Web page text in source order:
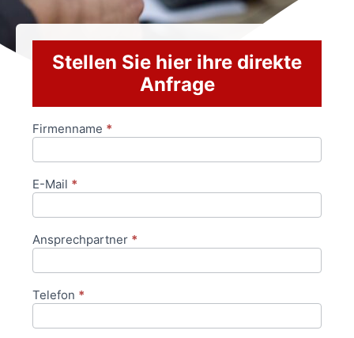
Stellen Sie hier ihre direkte
Anfrage
Anfrageformular
Firmenname *
E-Mail *
Ansprechpartner *
Telefon *